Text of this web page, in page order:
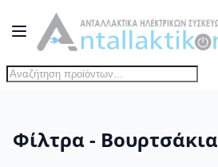
Μετάβαση στο περιεχόμενο
Toggle Nav
Φίλτρα - Βουρτσάκια